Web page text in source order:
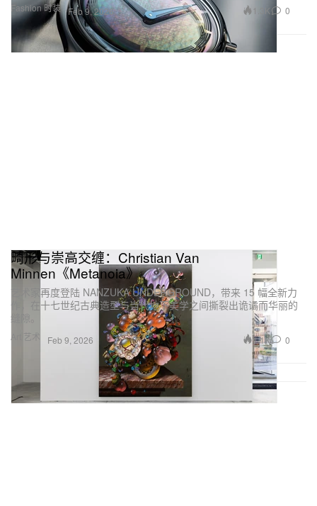
Fashion 时装 Feb 9, 2026 1.3K 0
Art 艺术
畸形与崇高交缠：Christian Van
Minnen《Metanoia》
艺术家再度登陆 NANZUKA UNDERGROUND，带来 15 幅全新力
作，在十七世纪古典造型与当代地下美学之间撕裂出诡谲而华丽的
缝隙。
Feb 9, 2026 1.1K 0